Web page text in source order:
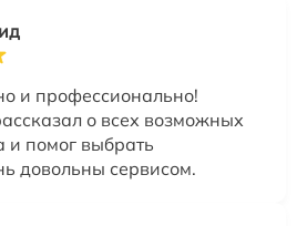
и профессионально!
о всех возможных
и помог выбрать
довольны сервисом.